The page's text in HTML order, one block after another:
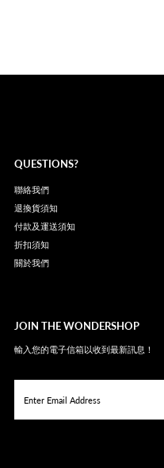
QUESTIONS?
聯絡我們
退換貨須知
付款及運送須知
折扣須知
關於我們
JOIN THE WONDERSHOP
輸入您的電子信箱以收到最新訊息！